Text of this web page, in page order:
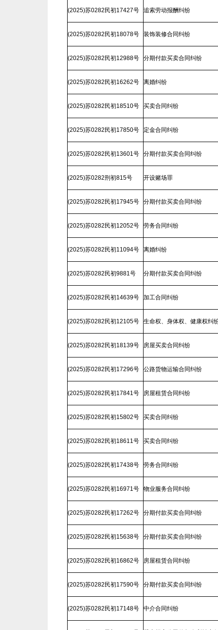
(2025)苏0282民初17427号 追索劳动报酬纠纷
(2025)苏0282民初18078号 装饰装修合同纠纷
(2025)苏0282民初12988号 分期付款买卖合同纠纷
(2025)苏0282民初16262号 离婚纠纷
(2025)苏0282民初18510号 买卖合同纠纷
(2025)苏0282民初17850号 定金合同纠纷
(2025)苏0282民初13601号 分期付款买卖合同纠纷
(2025)苏0282刑初815号 开设赌场罪
(2025)苏0282民初17945号 分期付款买卖合同纠纷
(2025)苏0282民初12052号 劳务合同纠纷
(2025)苏0282民初11094号 离婚纠纷
(2025)苏0282民初9881号 分期付款买卖合同纠纷
(2025)苏0282民初14639号 加工合同纠纷
(2025)苏0282民初12105号 生命权、身体权、健康权纠
(2025)苏0282民初18139号 房屋买卖合同纠纷
(2025)苏0282民初17296号 公路货物运输合同纠纷
(2025)苏0282民初17841号 房屋租赁合同纠纷
(2025)苏0282民初15802号 买卖合同纠纷
(2025)苏0282民初18611号 买卖合同纠纷
(2025)苏0282民初17438号 劳务合同纠纷
(2025)苏0282民初16971号 物业服务合同纠纷
(2025)苏0282民初17262号 分期付款买卖合同纠纷
(2025)苏0282民初15638号 分期付款买卖合同纠纷
(2025)苏0282民初16862号 房屋租赁合同纠纷
(2025)苏0282民初17590号 分期付款买卖合同纠纷
(2025)苏0282民初17148号 中介合同纠纷